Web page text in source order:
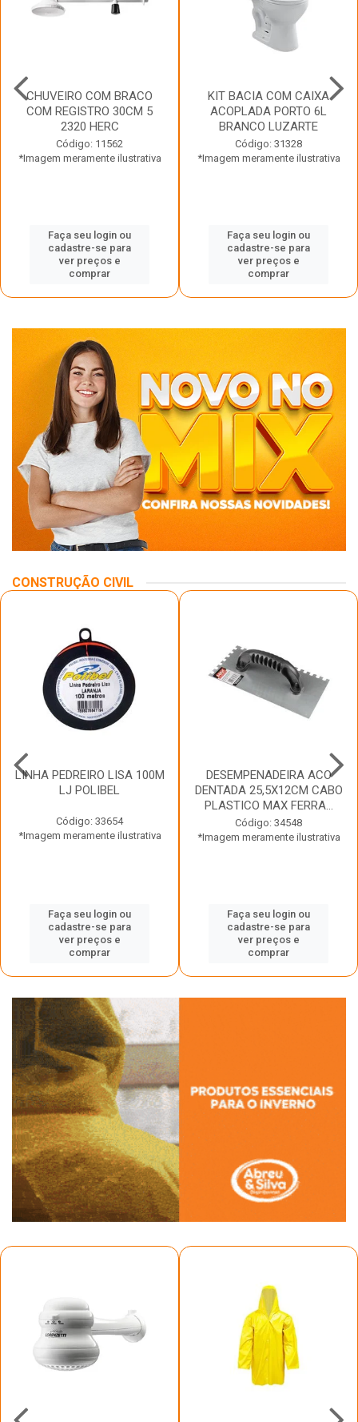
CHUVEIRO COM BRACO
COM REGISTRO 30CM 5
2320 HERC
Código: 11562
*Imagem meramente ilustrativa
Faça seu login ou
cadastre-se para
ver preços e
comprar
KIT BACIA COM CAIXA
ACOPLADA PORTO 6L
BRANCO LUZARTE
Código: 31328
*Imagem meramente ilustrativa
Faça seu login ou
cadastre-se para
ver preços e
comprar
CONSTRUÇÃO CIVIL
LINHA PEDREIRO LISA 100M
LJ POLIBEL
Código: 33654
*Imagem meramente ilustrativa
Faça seu login ou
cadastre-se para
ver preços e
comprar
DESEMPENADEIRA ACO
DENTADA 25,5X12CM CABO
PLASTICO MAX FERRA...
Código: 34548
*Imagem meramente ilustrativa
Faça seu login ou
cadastre-se para
ver preços e
comprar